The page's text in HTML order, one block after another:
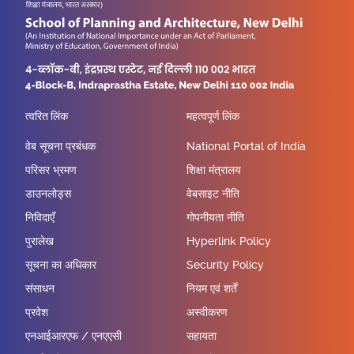
त्वरित लिंक
वेब सूचना प्रबंधक
परिसर भ्रमण
डाउनलोड्स
निविदाएँ
पुरालेख
सूचना का अधिकार
संसाधन
प्रवेश
एनआईआरएफ / एनएएसी
महत्वपूर्ण लिंक
National Portal of India
शिक्षा मंत्रालय
वेबसाइट नीति
गोपनीयता नीति
Hyperlink Policy
Security Policy
नियम एवं शर्तें
अस्वीकरण
सहायता